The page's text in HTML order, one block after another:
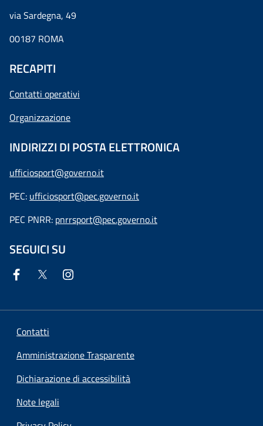
via Sardegna, 49
00187 ROMA
RECAPITI
Contatti operativi
Organizzazione
INDIRIZZI DI POSTA ELETTRONICA
ufficiosport@governo.it
PEC: ufficiosport@pec.governo.it
PEC PNRR: pnrrsport@pec.governo.it
SEGUICI SU
Contatti
Amministrazione Trasparente
Dichiarazione di accessibilità
Note legali